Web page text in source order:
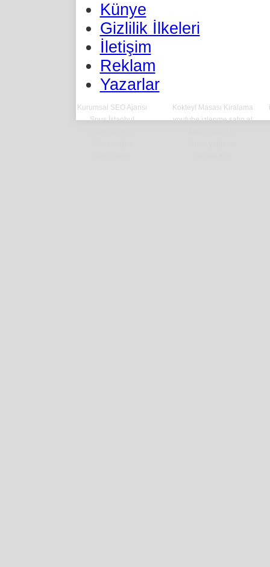
Künye
Gizlilik İlkeleri
İletişim
Reklam
Yazarlar
Kurumsal SEO Ajansı
Snus İstanbul
Kokteyl Masası Kiralama
youtube izlenme satın al